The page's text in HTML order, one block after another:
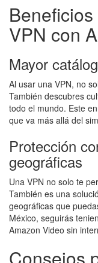
VPN con
Mayor
Al usar una VPN, no
También descubres
todo el mundo. Este
que va más allá del
Protección
geográficas
Una VPN no solo te
También es una
geográficas que
México, seguirás
Amazon Video sin
Consejos